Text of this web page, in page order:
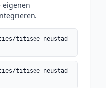
eigenen
titisee-neustad
titisee-neustad